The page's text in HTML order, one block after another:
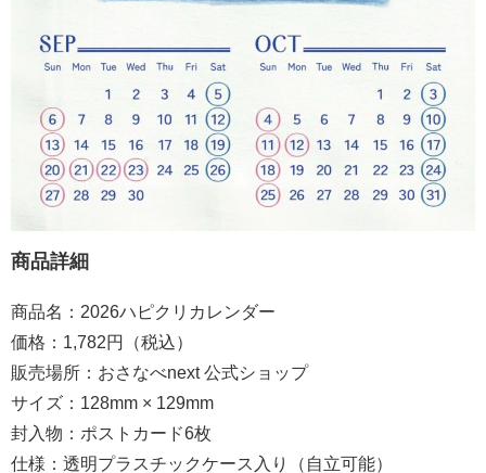
商品詳細
商品名：2026ハピクリカレンダー
価格：1,782円（税込）
販売場所：おさなべnext 公式ショップ
サイズ：128mm × 129mm
封入物：ポストカード6枚
仕様：透明プラスチックケース入り（自立可能）